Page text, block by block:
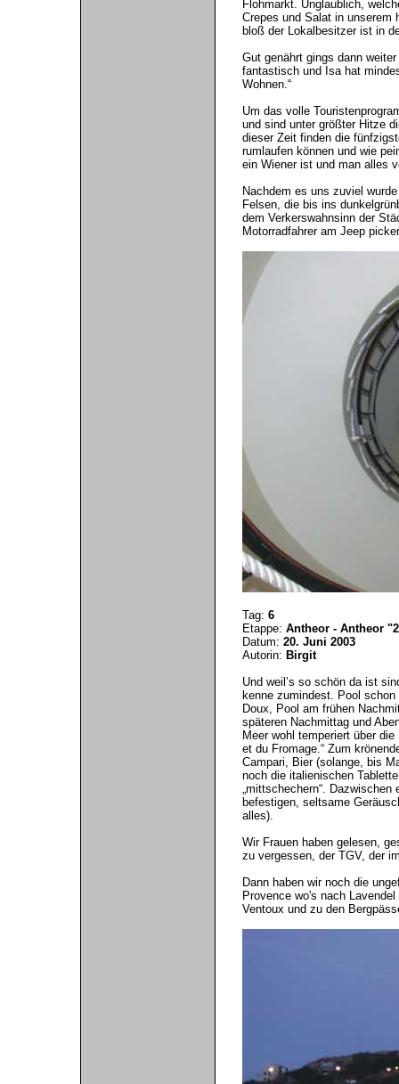
Flohmarkt. Unglaublich,
Crepes und Salat in unserem
bloß der Lokalbesitzer ist in
Gut genährt gings dann
fantastisch und Isa hat
Wohnen.“
Um das volle
und sind unter größter Hitze
dieser Zeit finden die
rumlaufen können und wie
ein Wiener ist und man alles
Nachdem es uns zuviel
Felsen, die bis ins
dem Verkerswahnsinn der
Motorradfahrer am Jeep
Tag: 6
Etappe: Antheor - Antheor
Datum: 20. Juni 2003
Autorin: Birgit
Und weil’s so schön da ist
kenne zumindest. Pool
Doux, Pool am frühen
späteren Nachmittag und
Meer wohl temperiert über
et du Fromage.“ Zum
Campari, Bier (solange, bis
noch die italienischen
„mittschechern“.
befestigen, seltsame
alles).
Wir Frauen haben gelesen,
zu vergessen, der TGV, der
Dann haben wir noch die
Provence wo's nach
Ventoux und zu den